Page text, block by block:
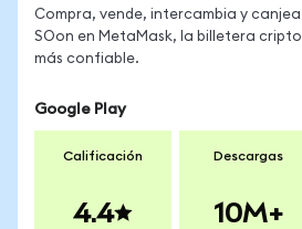
Compra, vende, intercambia y canjea
SOon en MetaMask, la billetera cripto
más confiable.
Google Play
Calificación
4.4
Descargas
10M+